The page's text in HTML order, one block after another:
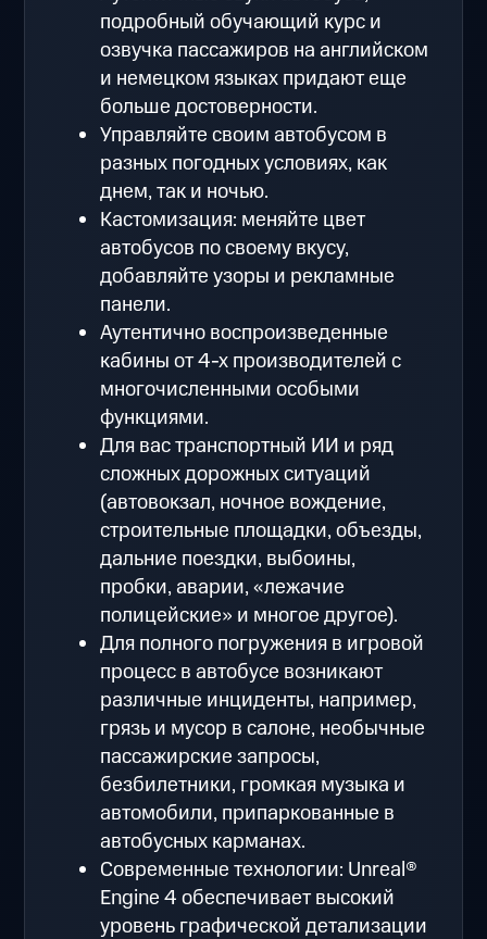
подробный обучающий курс и
озвучка пассажиров на английском
и немецком языках придают еще
больше достоверности.
Управляйте своим автобусом в
разных погодных условиях, как
днем, так и ночью.
Кастомизация: меняйте цвет
автобусов по своему вкусу,
добавляйте узоры и рекламные
панели.
Аутентично воспроизведенные
кабины от 4-х производителей с
многочисленными особыми
функциями.
Для вас транспортный ИИ и ряд
сложных дорожных ситуаций
(автовокзал, ночное вождение,
строительные площадки, объезды,
дальние поездки, выбоины,
пробки, аварии, «лежачие
полицейские» и многое другое).
Для полного погружения в игровой
процесс в автобусе возникают
различные инциденты, например,
грязь и мусор в салоне, необычные
пассажирские запросы,
безбилетники, громкая музыка и
автомобили, припаркованные в
автобусных карманах.
Современные технологии: Unreal®
Engine 4 обеспечивает высокий
уровень графической детализации